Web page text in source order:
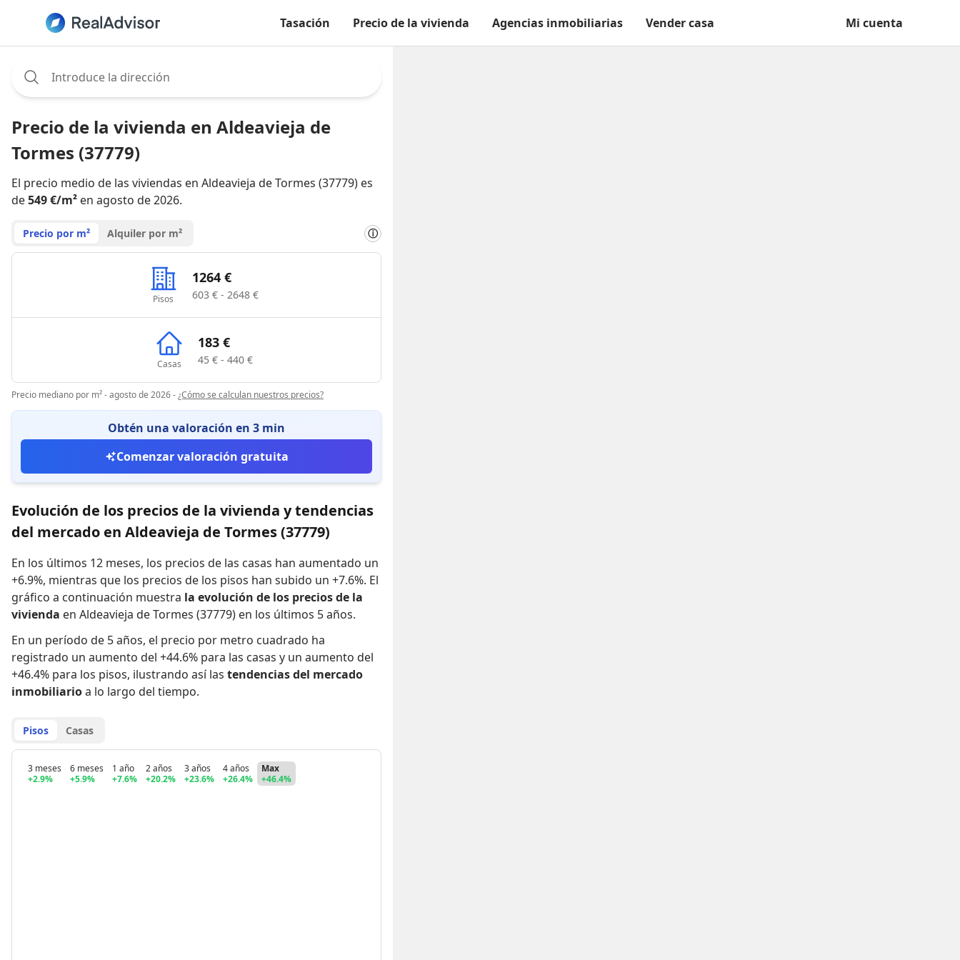
Tasación Precio de la vivienda Agencias inmobiliarias Vender casa Mi cuenta
Precio de la vivienda en Aldeavieja de
Tormes (37779)
El precio medio de las viviendas en Aldeavieja de Tormes (37779) es
de549 €/m² en agosto de 2026.
Precio por m² Alquiler por m² ⓘ
Pisos
1264 €
603 € - 2648 €
Casas
183 €
45 € - 440 €
Precio mediano por m² - agosto de 2026-¿Cómo se calculan nuestros precios?
Obtén una valoración en 3 min
Comenzar valoración gratuita
Evolución de los precios de la vivienda y tendencias
del mercado en Aldeavieja de Tormes (37779)
En los últimos 12 meses, los precios de las casas han aumentado un
+6.9%, mientras que los precios de los pisos han subido un +7.6%. El
gráfico a continuación muestra la evolución de los precios de la
vivienda en Aldeavieja de Tormes (37779) en los últimos 5 años.
En un período de 5 años, el precio por metro cuadrado ha
registrado un aumento del +44.6% para las casas y un aumento del
+46.4% para los pisos, ilustrando así las tendencias del mercado
inmobiliarioa lo largo del tiempo.
Pisos Casas
3 meses
+2.9%
6 meses
+5.9%
1 año
+7.6%
2 años
+20.2%
3 años
+23.6%
4 años
+26.4%
Max
+46.4%